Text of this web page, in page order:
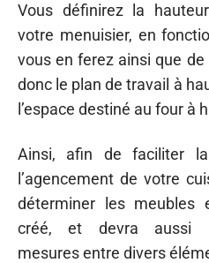
Vous définirez la
votre menuisier, en
vous en ferez ainsi que
donc le plan de travail à
l’espace destiné au four à
Ainsi, afin de faciliter
l’agencement de votre
déterminer les meubles
créé, et devra aussi
mesures entre divers